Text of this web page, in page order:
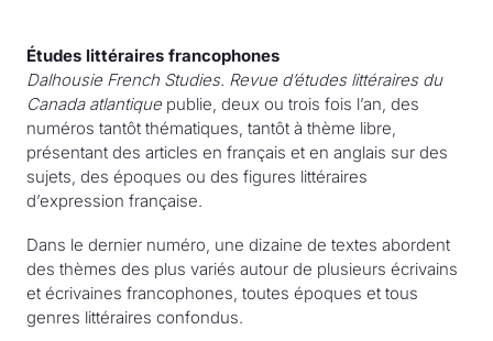
Études littéraires francophones
Dalhousie French Studies. Revue d’études littéraires du
Canada atlantique publie, deux ou trois fois l’an, des
numéros tantôt thématiques, tantôt à thème libre,
présentant des articles en français et en anglais sur des
sujets, des époques ou des figures littéraires
d’expression française.
Dans le dernier numéro, une dizaine de textes abordent
des thèmes des plus variés autour de plusieurs écrivains
et écrivaines francophones, toutes époques et tous
genres littéraires confondus.